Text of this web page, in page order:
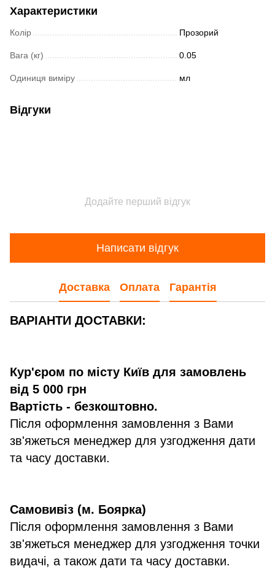
Характеристики
Колір Прозорий
Вага (кг) 0.05
Одиниця виміру мл
Відгуки
Додайте перший відгук
Написати відгук
Доставка Оплата Гарантія
ВАРІАНТИ ДОСТАВКИ:
Кур'єром по місту Київ для замовлень
від 5 000 грн
Вартість - безкоштовно.
Після оформлення замовлення з Вами
зв'яжеться менеджер для узгодження дати
та часу доставки.
Самовивіз (м. Боярка)
Після оформлення замовлення з Вами
зв'яжеться менеджер для узгодження точки
видачі, а також дати та часу доставки.